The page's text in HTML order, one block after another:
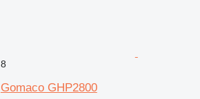
8
Gomaco GHP2800